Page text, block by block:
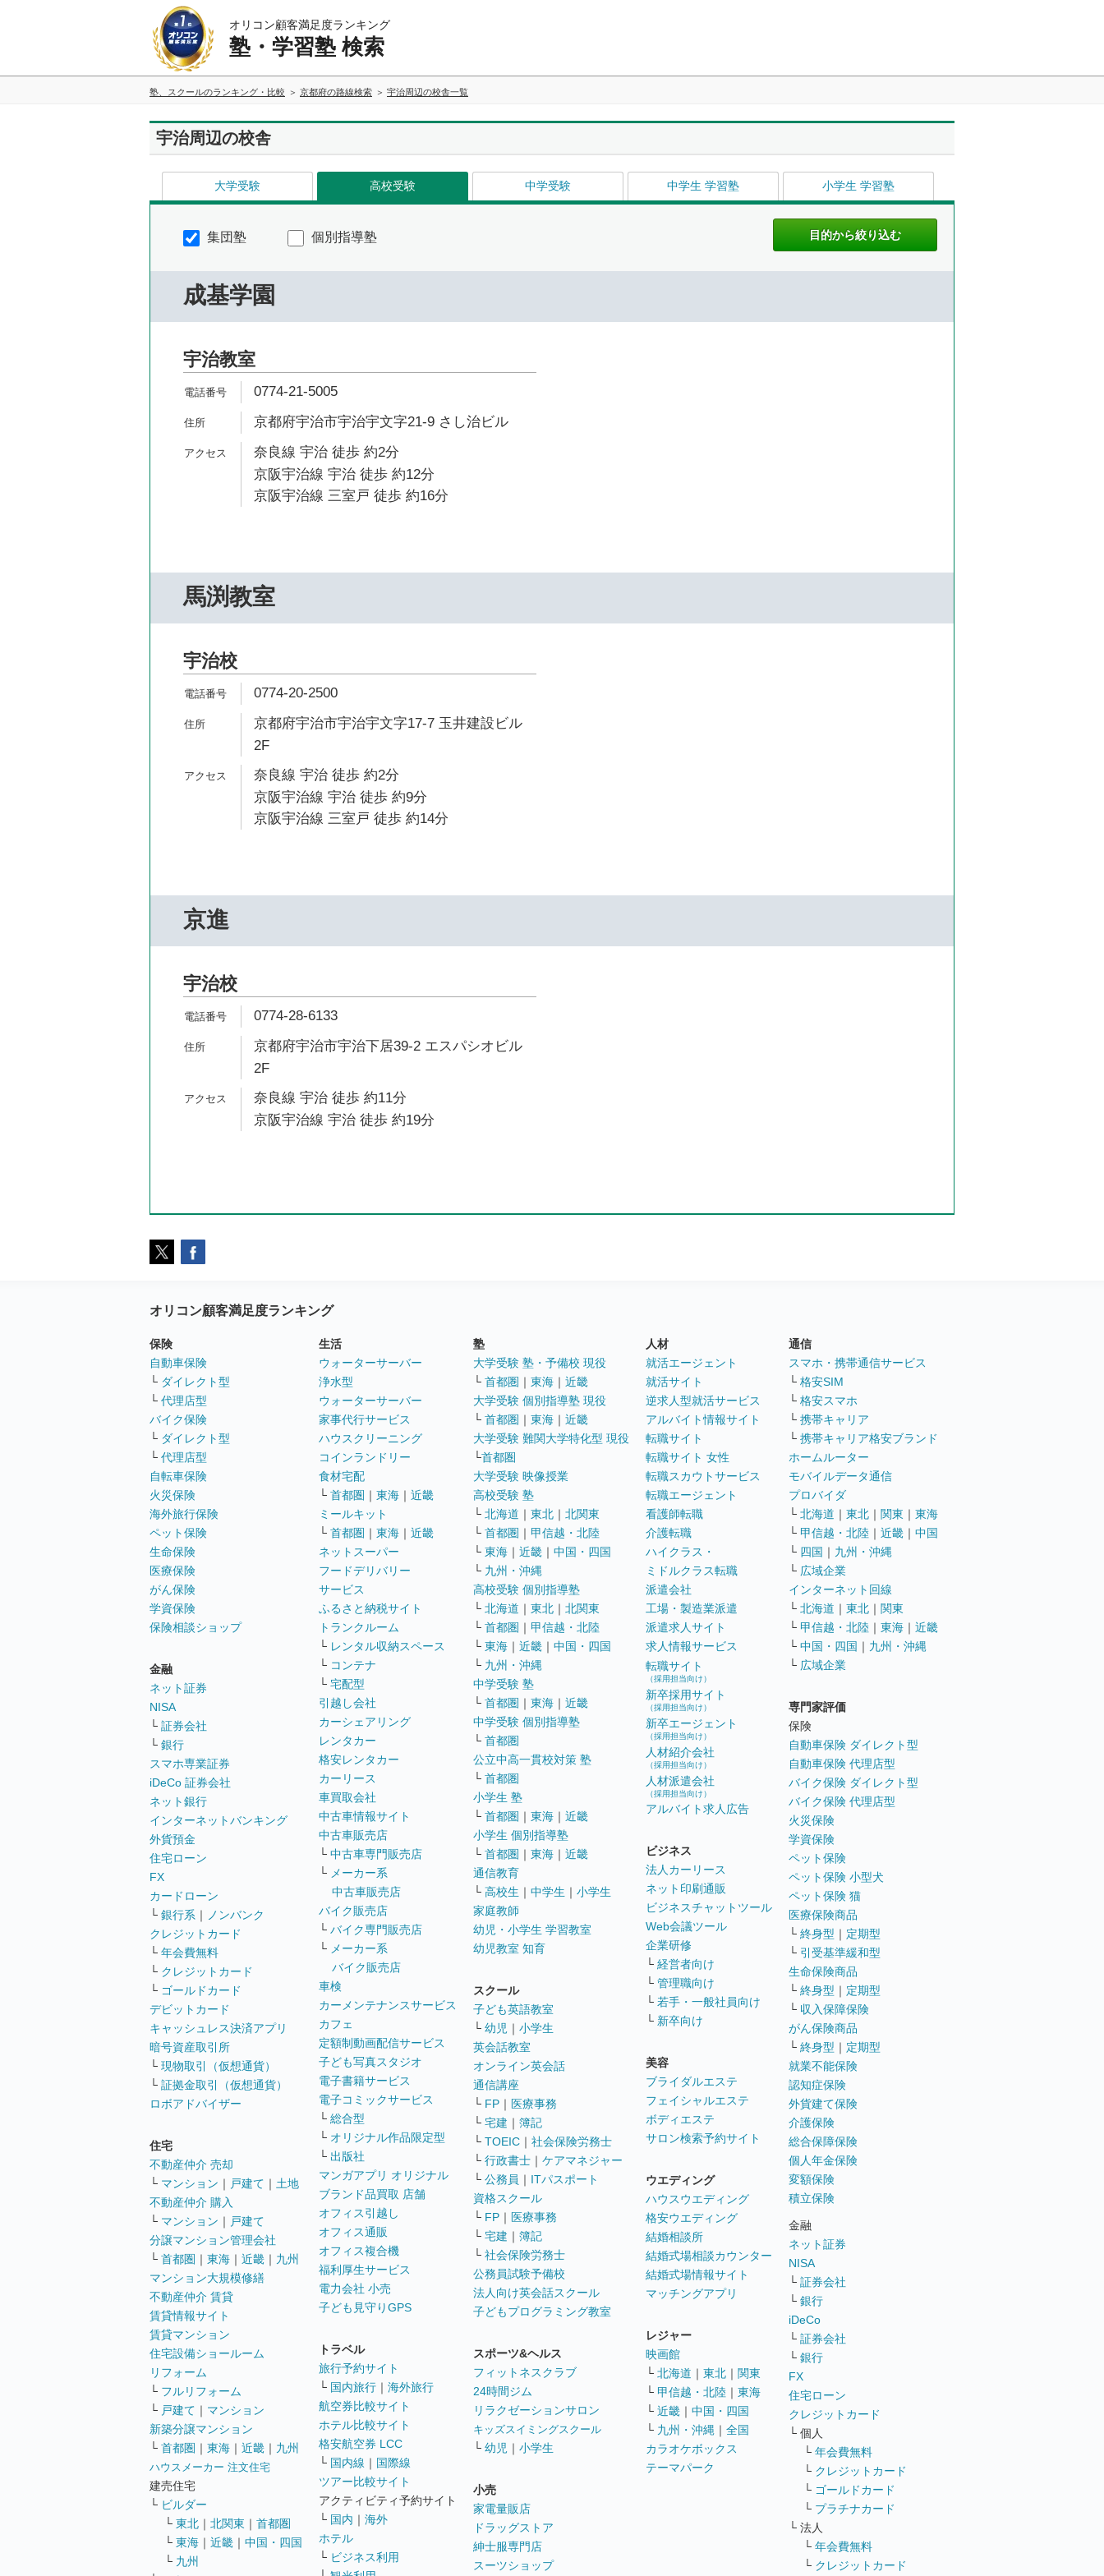
オリコン顧客満足度ランキング
塾・学習塾 検索
塾、スクールのランキング・比較 京都府の路線検索 宇治周辺の校舎一覧
宇治周辺の校舎
大学受験 高校受験 中学受験 中学生 学習塾 小学生 学習塾
集団塾 個別指導塾
成基学園
宇治教室
0774-21-5005
京都府宇治市宇治宇文字21-9 さし治ビル
奈良線 宇治 徒歩 約2分
京阪宇治線 宇治 徒歩 約12分
京阪宇治線 三室戸 徒歩 約16分
馬渕教室
宇治校
0774-20-2500
京都府宇治市宇治宇文字17-7 玉井建設ビル
2F
奈良線 宇治 徒歩 約2分
京阪宇治線 宇治 徒歩 約9分
京阪宇治線 三室戸 徒歩 約14分
京進
宇治校
0774-28-6133
京都府宇治市宇治下居39-2 エスパシオビル
2F
奈良線 宇治 徒歩 約11分
京阪宇治線 宇治 徒歩 約19分
オリコン顧客満足度ランキング
保険
自動車保険
└ ダイレクト型
└ 代理店型
バイク保険
└ ダイレクト型
└ 代理店型
自転車保険
火災保険
海外旅行保険
ペット保険
生命保険
医療保険
がん保険
学資保険
保険相談ショップ
金融
ネット証券
NISA
└ 証券会社
└ 銀行
スマホ専業証券
iDeCo 証券会社
ネット銀行
インターネットバンキング
外貨預金
住宅ローン
FX
カードローン
└ 銀行系 ｜
ノンバンク
クレジットカード
└ 年会費無料
└ クレジットカード
└ ゴールドカード
デビットカード
キャッシュレス決済アプリ
暗号資産取引所
└ 現物取引（仮想通貨）
└ 証拠金取引（仮想通貨）
ロボアドバイザー
住宅
不動産仲介 売却
└ マンション ｜ 戸建て ｜ 土地
不動産仲介 購入
└ マンション ｜ 戸建て
分譲マンション管理会社
└ 首都圏 ｜ 東海 ｜ 近畿 ｜ 九州
マンション大規模修繕
不動産仲介 賃貸
賃貸情報サイト
賃貸マンション
住宅設備ショールーム
リフォーム
└ フルリフォーム
└ 戸建て ｜ マンション
新築分譲マンション
└ 首都圏 ｜ 東海 ｜ 近畿 ｜ 九州
ハウスメーカー 注文住宅
建売住宅
└ ビルダー
└ 東北 ｜ 北関東 ｜ 首都圏
└ 東海 ｜ 近畿 ｜ 中国・四国
└ 九州
生活
ウォーターサーバー
浄水型
ウォーターサーバー
家事代行サービス
ハウスクリーニング
コインランドリー
食材宅配
└ 首都圏 ｜ 東海 ｜ 近畿
ミールキット
└ 首都圏 ｜ 東海 ｜ 近畿
ネットスーパー
フードデリバリー
サービス
ふるさと納税サイト
トランクルーム
└ レンタル収納スペース
└ コンテナ
└ 宅配型
引越し会社
カーシェアリング
レンタカー
格安レンタカー
カーリース
車買取会社
中古車情報サイト
中古車販売店
└ 中古車専門販売店
└ メーカー系
中古車販売店
バイク販売店
└ バイク専門販売店
└ メーカー系
バイク販売店
車検
カーメンテナンスサービス
カフェ
定額制動画配信サービス
子ども写真スタジオ
電子書籍サービス
電子コミックサービス
└ 総合型
└ オリジナル作品限定型
└ 出版社
マンガアプリ オリジナル
ブランド品買取 店舗
オフィス引越し
オフィス通販
オフィス複合機
福利厚生サービス
電力会社 小売
子ども見守りGPS
トラベル
旅行予約サイト
└ 国内旅行 ｜ 海外旅行
航空券比較サイト
ホテル比較サイト
格安航空券 LCC
└ 国内線 ｜ 国際線
ツアー比較サイト
アクティビティ予約サイト
└ 国内 ｜ 海外
ホテル
└ ビジネス利用
塾
大学受験 塾・予備校 現役
└ 首都圏 ｜ 東海 ｜ 近畿
大学受験 個別指導塾 現役
└ 首都圏 ｜ 東海 ｜ 近畿
大学受験 難関大学特化型 現役
└首都圏
大学受験 映像授業
高校受験 塾
└ 北海道 ｜ 東北 ｜ 北関東
└ 首都圏 ｜ 甲信越・北陸
└ 東海 ｜ 近畿 ｜ 中国・四国
└ 九州・沖縄
高校受験 個別指導塾
└ 北海道 ｜ 東北 ｜ 北関東
└ 首都圏 ｜ 甲信越・北陸
└ 東海 ｜ 近畿 ｜ 中国・四国
└ 九州・沖縄
中学受験 塾
└ 首都圏 ｜ 東海 ｜ 近畿
中学受験 個別指導塾
└ 首都圏
公立中高一貫校対策 塾
└ 首都圏
小学生 塾
└ 首都圏 ｜ 東海 ｜ 近畿
小学生 個別指導塾
└ 首都圏 ｜ 東海 ｜ 近畿
通信教育
└ 高校生 ｜ 中学生 ｜ 小学生
家庭教師
幼児・小学生 学習教室
幼児教室 知育
スクール
子ども英語教室
└ 幼児 ｜ 小学生
英会話教室
オンライン英会話
通信講座
└ FP ｜ 医療事務
└ 宅建 ｜ 簿記
└ TOEIC ｜ 社会保険労務士
└ 行政書士 ｜ ケアマネジャー
└ 公務員 ｜ ITパスポート
資格スクール
└ FP ｜ 医療事務
└ 宅建 ｜ 簿記
└ 社会保険労務士
公務員試験予備校
法人向け英会話スクール
子どもプログラミング教室
スポーツ&ヘルス
フィットネスクラブ
24時間ジム
リラクゼーションサロン
キッズスイミングスクール
└ 幼児 ｜ 小学生
小売
家電量販店
ドラッグストア
紳士服専門店
スーツショップ
人材
就活エージェント
就活サイト
逆求人型就活サービス
アルバイト情報サイト
転職サイト
転職サイト 女性
転職スカウトサービス
転職エージェント
看護師転職
介護転職
ハイクラス・
ミドルクラス転職
派遣会社
工場・製造業派遣
派遣求人サイト
求人情報サービス
転職サイト
（採用担当向け）
新卒採用サイト
（採用担当向け）
新卒エージェント
（採用担当向け）
人材紹介会社
（採用担当向け）
人材派遣会社
（採用担当向け）
アルバイト求人広告
ビジネス
法人カーリース
ネット印刷通販
ビジネスチャットツール
Web会議ツール
企業研修
└ 経営者向け
└ 管理職向け
└ 若手・一般社員向け
└ 新卒向け
美容
ブライダルエステ
フェイシャルエステ
ボディエステ
サロン検索予約サイト
ウエディング
ハウスウエディング
格安ウエディング
結婚相談所
結婚式場相談カウンター
結婚式場情報サイト
マッチングアプリ
レジャー
映画館
└ 北海道 ｜ 東北 ｜ 関東
└ 甲信越・北陸 ｜ 東海
└ 近畿 ｜ 中国・四国
└ 九州・沖縄 ｜ 全国
カラオケボックス
テーマパーク
通信
スマホ・携帯通信サービス
└ 格安SIM
└ 格安スマホ
└ 携帯キャリア
└ 携帯キャリア格安ブランド
ホームルーター
モバイルデータ通信
プロバイダ
└ 北海道 ｜ 東北 ｜ 関東 ｜ 東海
└ 甲信越・北陸 ｜ 近畿 ｜ 中国
└ 四国 ｜ 九州・沖縄
└ 広域企業
インターネット回線
└ 北海道 ｜ 東北 ｜ 関東
└ 甲信越・北陸 ｜ 東海 ｜ 近畿
└ 中国・四国 ｜ 九州・沖縄
└ 広域企業
専門家評価
保険
自動車保険 ダイレクト型
自動車保険 代理店型
バイク保険 ダイレクト型
バイク保険 代理店型
火災保険
学資保険
ペット保険
ペット保険 小型犬
ペット保険 猫
医療保険商品
└ 終身型 ｜ 定期型
└ 引受基準緩和型
生命保険商品
└ 終身型 ｜ 定期型
└ 収入保障保険
がん保険商品
└ 終身型 ｜ 定期型
就業不能保険
認知症保険
外貨建て保険
介護保険
総合保障保険
個人年金保険
変額保険
積立保険
金融
ネット証券
NISA
└ 証券会社
└ 銀行
iDeCo
└ 証券会社
└ 銀行
FX
住宅ローン
クレジットカード
└ 個人
└ 年会費無料
└ クレジットカード
└ ゴールドカード
└ プラチナカード
└ 法人
└ 年会費無料
└ クレジットカード